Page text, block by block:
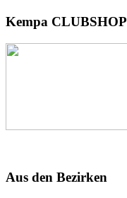
Kempa CLUBSHOP
Aus den Bezirken